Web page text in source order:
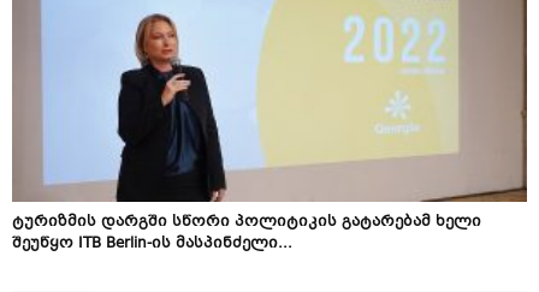
ტურიზმის დარგში სწორი პოლიტიკის გატარებამ ხელი
შეუწყო ITB Berlin-ის მასპინძელი...